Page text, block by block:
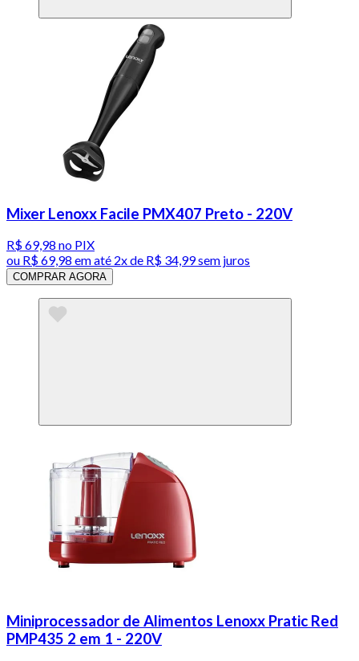
Mixer Lenoxx Facile PMX407 Preto - 220V
R$ 69,98 no PIX
ou R$ 69,98 em até 2x de R$ 34,99 sem juros
COMPRAR AGORA
Miniprocessador de Alimentos Lenoxx Pratic Red
PMP435 2 em 1 - 220V